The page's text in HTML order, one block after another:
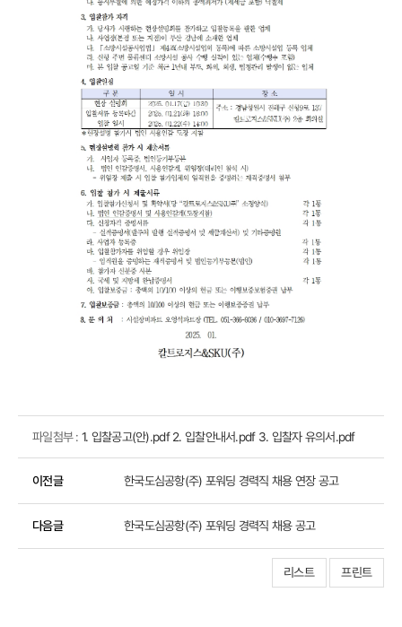
파일첨부 : 1. 입찰공고(안).pdf 2. 입찰안내서.pdf 3. 입찰자 유의서.pdf
이전글 한국도심공항(주) 포워딩 경력직 채용 연장 공고
다음글 한국도심공항(주) 포워딩 경력직 채용 공고
리스트 프린트